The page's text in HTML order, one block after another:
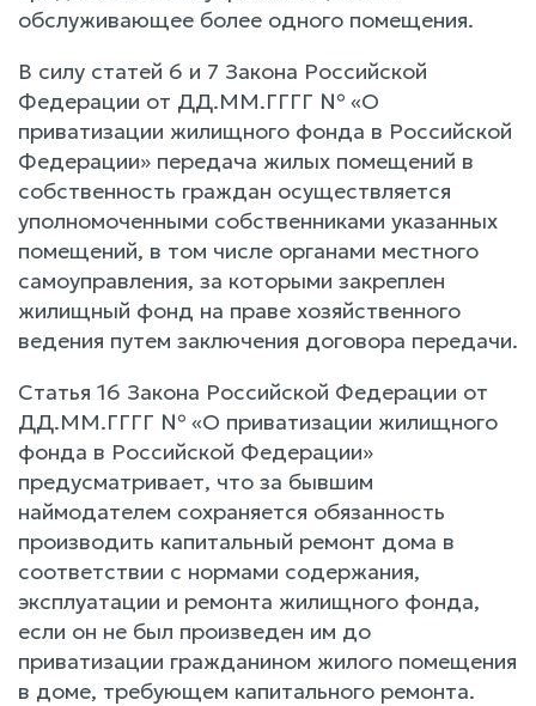
обслуживающее более одного помещения.
В силу статей 6 и 7 Закона Российской
Федерации от ДД.ММ.ГГГГ № «О
приватизации жилищного фонда в Российской
Федерации» передача жилых помещений в
собственность граждан осуществляется
уполномоченными собственниками указанных
помещений, в том числе органами местного
самоуправления, за которыми закреплен
жилищный фонд на праве хозяйственного
ведения путем заключения договора передачи.
Статья 16 Закона Российской Федерации от
ДД.ММ.ГГГГ № «О приватизации жилищного
фонда в Российской Федерации»
предусматривает, что за бывшим
наймодателем сохраняется обязанность
производить капитальный ремонт дома в
соответствии с нормами содержания,
эксплуатации и ремонта жилищного фонда,
если он не был произведен им до
приватизации гражданином жилого помещения
в доме, требующем капитального ремонта.